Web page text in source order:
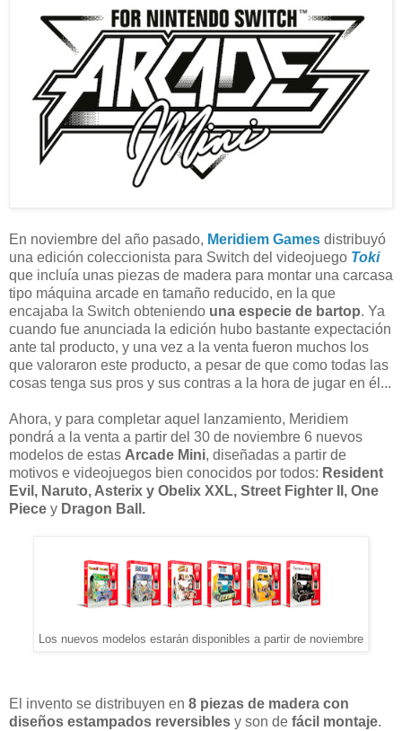
En noviembre del año pasado, Meridiem Games distribuyó
una edición coleccionista para Switch del videojuego Toki
que incluía unas piezas de madera para montar una carcasa
tipo máquina arcade en tamaño reducido, en la que
encajaba la Switch obteniendo una especie de bartop. Ya
cuando fue anunciada la edición hubo bastante expectación
ante tal producto, y una vez a la venta fueron muchos los
que valoraron este producto, a pesar de que como todas las
cosas tenga sus pros y sus contras a la hora de jugar en él...
Ahora, y para completar aquel lanzamiento, Meridiem
pondrá a la venta a partir del 30 de noviembre 6 nuevos
modelos de estas Arcade Mini, diseñadas a partir de
motivos e videojuegos bien conocidos por todos: Resident
Evil, Naruto, Asterix y Obelix XXL, Street Fighter II, One
Piece y Dragon Ball.
Los nuevos modelos estarán disponibles a partir de noviembre
El invento se distribuyen en 8 piezas de madera con
diseños estampados reversibles y son de fácil montaje.